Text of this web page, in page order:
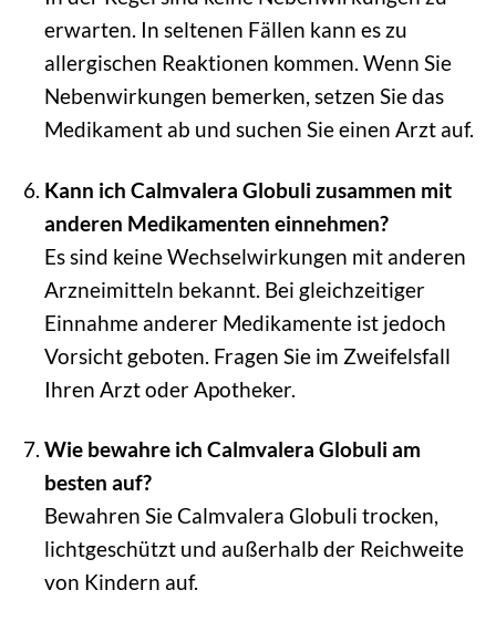
erwarten. In seltenen Fällen kann es zu
allergischen Reaktionen kommen. Wenn Sie
Nebenwirkungen bemerken, setzen Sie das
Medikament ab und suchen Sie einen Arzt auf.
Kann ich Calmvalera Globuli zusammen mit
anderen Medikamenten einnehmen?
Es sind keine Wechselwirkungen mit anderen
Arzneimitteln bekannt. Bei gleichzeitiger
Einnahme anderer Medikamente ist jedoch
Vorsicht geboten. Fragen Sie im Zweifelsfall
Ihren Arzt oder Apotheker.
Wie bewahre ich Calmvalera Globuli am
besten auf?
Bewahren Sie Calmvalera Globuli trocken,
lichtgeschützt und außerhalb der Reichweite
von Kindern auf.